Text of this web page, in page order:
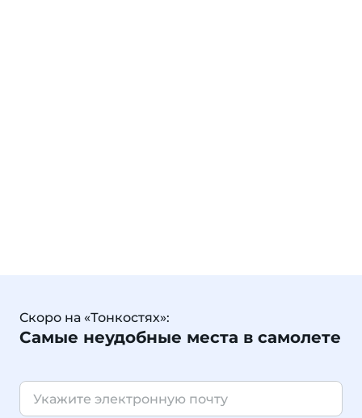
Скоро на «Тонкостях»:
Самые неудобные места в самолете